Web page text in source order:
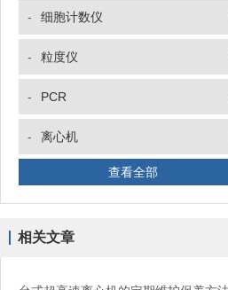
- 细胞计数仪
- 粒度仪
- PCR
- 离心机
查看全部
相关文章